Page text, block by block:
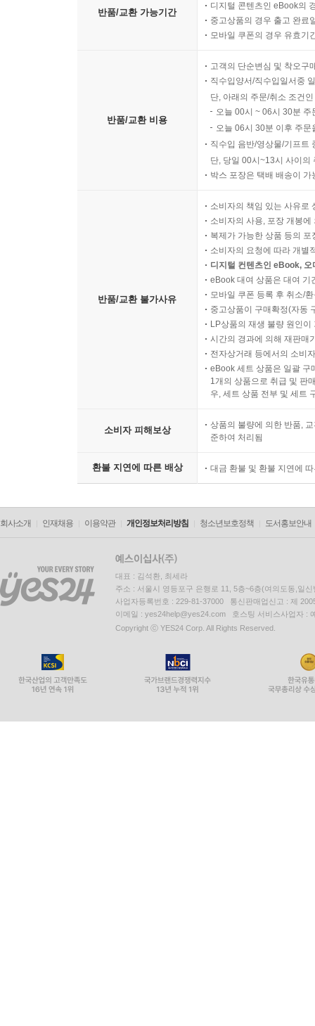
반품/교환 가능기간
디지털 콘텐츠인 eBook의
중고상품의 경우 출고 완료
모바일 쿠폰의 경우 유효기
반품/교환 비용
고객의 단순변심 및 착오구
직수입양서/직수입일서중
단, 아래의 주문/취소 조건
오늘 00시 ~ 06시 30분
오늘 06시 30분 이후 주
직수입 음반/영상물/기프트
단, 당일 00시~13시 사이의
박스 포장은 택배 배송이
반품/교환 불가사유
소비자의 책임 있는 사유로
소비자의 사용, 포장 개봉
복제가 가능한 상품 등의
소비자의 요청에 따라 개별
디지털 컨텐츠인 eBook,
eBook 대여 상품은 대여 기
모바일 쿠폰 등록 후 취소/
중고상품이 구매확정(자동
LP상품의 재생 불량 원인
시간의 경과에 의해 재판매
전자상거래 등에서의 소비
eBook 세트 상품은 일괄 구
1개의 상품으로 취급 및 판
우, 세트 상품 전부 및 세트
소비자 피해보상
상품의 불량에 의한 반품,
준하여 처리됨
환불 지연에 따른 배상 대금 환불 및 환불 지연에
회사소개 인재채용 이용약관 개인정보처리방침 청소년보호정책 도서홍보안내
대표 : 김석환, 최세라
주소 : 서울시 영등포구 은행로 11, 5층~6층(여의도동,일신
사업자등록번호 : 229-81-37000 통신판매업신고 : 제
이메일 : yes24help@yes24.com 호스팅 서비스사업자 :
Copyright ⓒ YES24 Corp. All Rights Reserved.